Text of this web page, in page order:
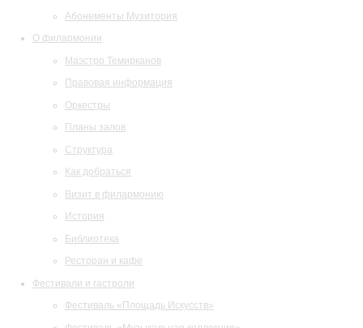
Абонементы Музитория
О филармонии
Маэстро Темирканов
Правовая информация
Оркестры
Планы залов
Структура
Как добраться
Визит в филармонию
История
Библиотека
Ресторан и кафе
Фестивали и гастроли
Фестиваль «Площадь Искусств»